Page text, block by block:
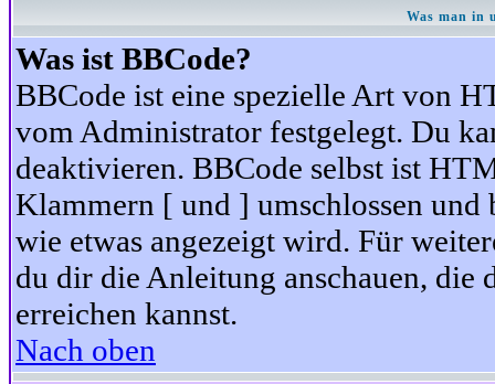
Was man in
Was ist BBCode?
BBCode ist eine spezielle Art von
vom Administrator festgelegt. Du
deaktivieren. BBCode selbst ist
Klammern [ und ] umschlossen
wie etwas angezeigt wird. Für
du dir die Anleitung anschauen, die
erreichen kannst.
Nach oben